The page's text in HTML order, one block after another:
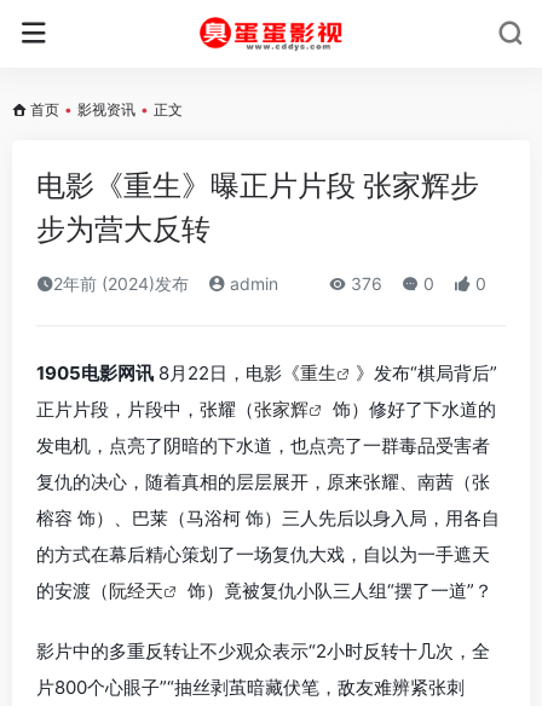
首页 • 影视资讯 • 正文
电影《重生》曝正片片段 张家辉步
步为营大反转
2年前 (2024)发布 admin 376 0 0
1905电影网讯 8月22日，电影《重生
》发布“棋局背后”
正片片段，片段中，张耀（张家辉
饰）修好了下水道的
发电机，点亮了阴暗的下水道，也点亮了一群毒品受害者
复仇的决心，随着真相的层层展开，原来张耀、南茜（张
榕容 饰）、巴莱（马浴柯 饰）三人先后以身入局，用各自
的方式在幕后精心策划了一场复仇大戏，自以为一手遮天
的安渡（阮经天 饰）竟被复仇小队三人组“摆了一道”？
影片中的多重反转让不少观众表示“2小时反转十几次，全
片800个心眼子”“抽丝剥茧暗藏伏笔，敌友难辨紧张刺